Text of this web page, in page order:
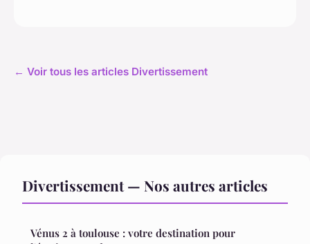
← Voir tous les articles Divertissement
Divertissement — Nos autres articles
Vénus 2 à toulouse : votre destination pour